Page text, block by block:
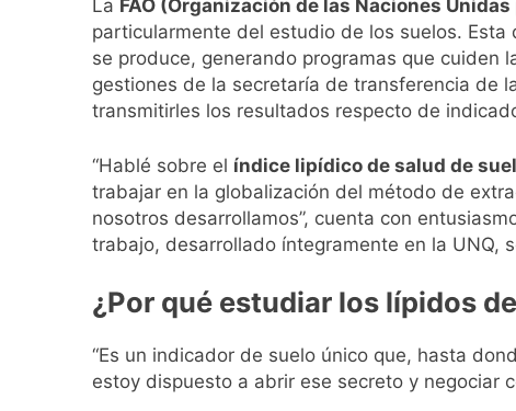
1 Día Atrás
El temporal se
1 Día Atrás
Kicillof marchó
1 Día Atrás
2 Días Atrás
Candela Arizaga
2 Días Atrás
La Libertad Avanza
Masiva movilización
La Diócesis de
2 Días Atrás
La FAO (Organización de las Naciones
particularmente del estudio de los suelos. Esta
se produce, generando programas que cuiden
gestiones de la secretaría de transferencia de
transmitirles los resultados respecto de
“Hablé sobre el índice lipídico de salud de
trabajar en la globalización del método de
nosotros desarrollamos”, cuenta con
trabajo, desarrollado íntegramente en la UNQ,
¿Por qué estudiar los lípidos
“Es un indicador de suelo único que, hasta
estoy dispuesto a abrir ese secreto y negociar